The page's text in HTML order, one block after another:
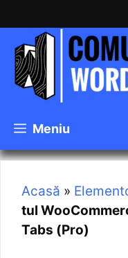
Meniu
Acasă »
tul
Tabs (Pro)